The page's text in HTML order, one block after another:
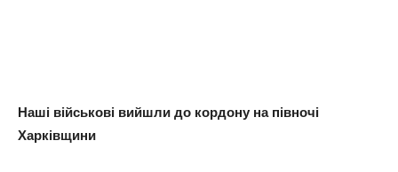
Наші військові вийшли до кордону на півночі
Харківщини